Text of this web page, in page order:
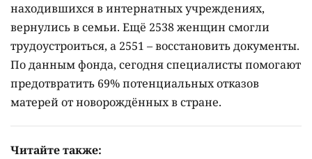
находившихся в интернатных учреждениях,
вернулись в семьи. Ещё 2538 женщин смогли
трудоустроиться, а 2551 – восстановить документы.
По данным фонда, сегодня специалисты помогают
предотвратить 69% потенциальных отказов
матерей от новорождённых в стране.
Читайте также: